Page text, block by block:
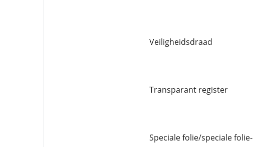
Veiligheidsdraad
Transparant register
Speciale folie/speciale